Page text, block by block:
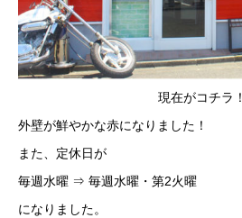
現在がコチラ！
外壁が鮮やかな赤になりました！
また、定休日が
毎週水曜 ⇒ 毎週水曜・第2火曜
になりました。